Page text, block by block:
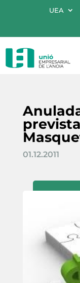
UEA
01.12.2011